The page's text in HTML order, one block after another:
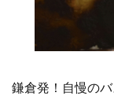
鎌倉発！自慢の